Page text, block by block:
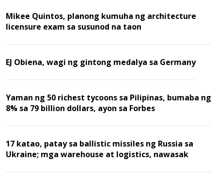
Mikee Quintos, planong kumuha ng architecture
licensure exam sa susunod na taon
EJ Obiena, wagi ng gintong medalya sa Germany
Yaman ng 50 richest tycoons sa Pilipinas, bumaba ng
8% sa 79 billion dollars, ayon sa Forbes
17 katao, patay sa ballistic missiles ng Russia sa
Ukraine; mga warehouse at logistics, nawasak